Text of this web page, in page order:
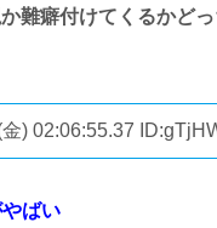
難癖付けてくるかど
) 02:06:55.37
ばい